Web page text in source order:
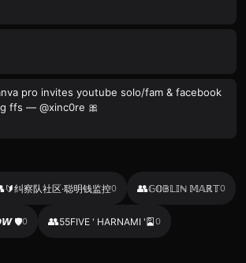
pro invites youtube solo/fam & facebook
ffs — @xinc0re 🎀
🔰纠察队社区·聪明钱监控0 👥𝔾𝕆𝔹𝕃𝕀ℕ 𝕄𝔸ℝ𝕋0
🛡0 👥55FIVE ' HARNAMI '🎴0